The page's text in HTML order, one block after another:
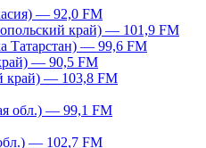
— 92,0 FM
край) — 101,9 FM
Татарстан) — 99,6 FM
— 90,5 FM
край) — 103,8 FM
обл.) — 99,1 FM
— 102,7 FM